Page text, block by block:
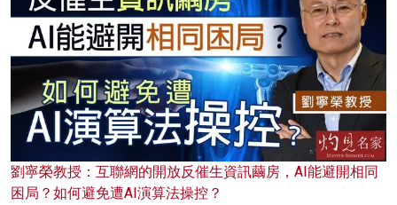
劉寧榮教授：互聯網的開放反催生資訊繭房，AI能避開相同
困局？如何避免遭AI演算法操控？